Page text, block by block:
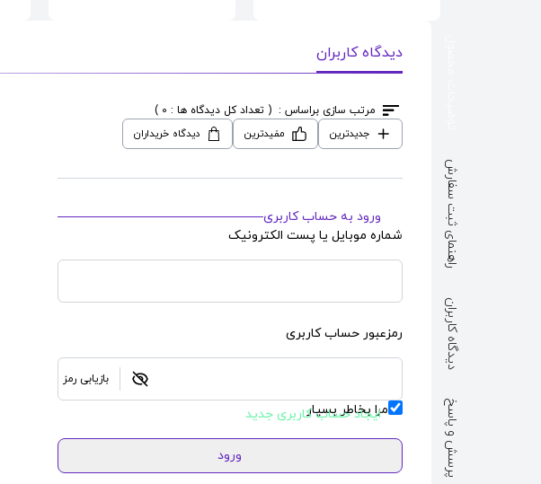
راهنمای ثبت سفارش
دیدگاه کاربران
پرسش و پاسخ
دیدگاه کاربران
مرتب سازی براساس : ( تعداد کل دیدگاه ها : 0 )
جدیدترین
مفیدترین دیدگاه خریداران
ورود به حساب کاربری
شماره موبایل یا پست الکترونیک
رمزعبور حساب کاربری
بازیابی رمز
مرا بخاطر بسپار
ایجاد حساب کاربری جدید
ورود